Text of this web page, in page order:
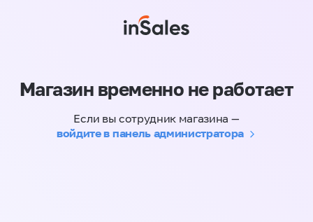
Магазин временно не работает
Если вы сотрудник магазина —
войдите в панель администратора